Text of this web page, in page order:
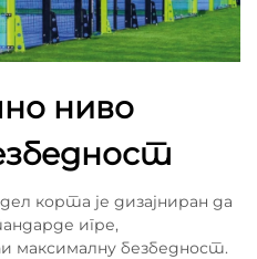
ниво
корта је дизајниран да
игре,
максималну безбедност.